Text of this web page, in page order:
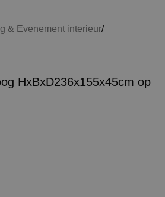
& Evenement interieur
HxBxD236x155x45cm op